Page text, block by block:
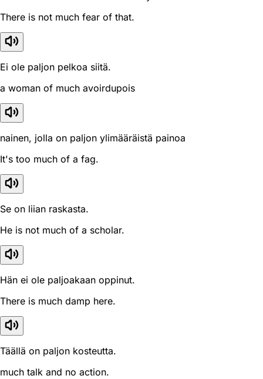
There is not much fear of that.
Ei ole paljon pelkoa siitä.
a woman of much avoirdupois
nainen, jolla on paljon ylimääräistä painoa
It's too much of a fag.
Se on liian raskasta.
He is not much of a scholar.
Hän ei ole paljoakaan oppinut.
There is much damp here.
Täällä on paljon kosteutta.
much talk and no action.